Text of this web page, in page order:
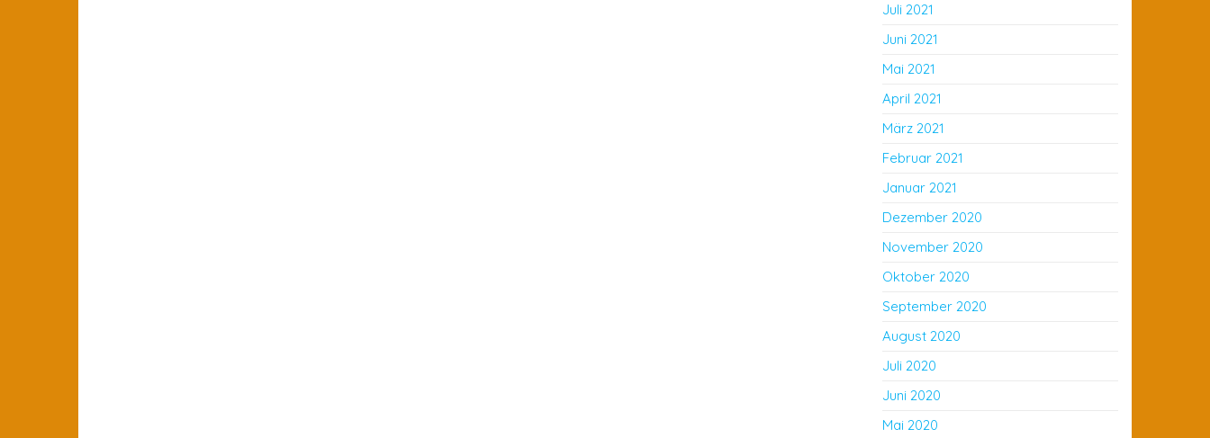
Juli 2021
Juni 2021
Mai 2021
April 2021
März 2021
Februar 2021
Januar 2021
Dezember 2020
November 2020
Oktober 2020
September 2020
August 2020
Juli 2020
Juni 2020
Mai 2020